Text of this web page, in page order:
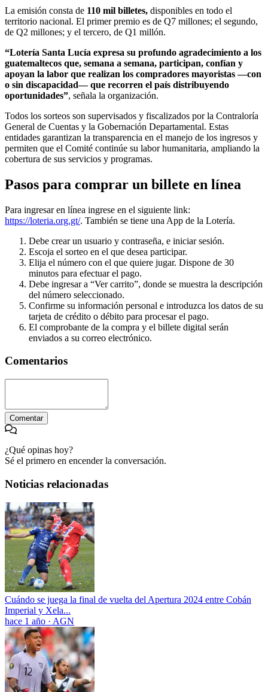
La emisión consta de 110 mil billetes, disponibles en todo el
territorio nacional. El primer premio es de Q7 millones; el segundo,
de Q2 millones; y el tercero, de Q1 millón.
“Lotería Santa Lucía expresa su profundo agradecimiento a los
guatemaltecos que, semana a semana, participan, confían y
apoyan la labor que realizan los compradores mayoristas —con
o sin discapacidad— que recorren el país distribuyendo
oportunidades”, señala la organización.
Todos los sorteos son supervisados y fiscalizados por la Contraloría
General de Cuentas y la Gobernación Departamental. Estas
entidades garantizan la transparencia en el manejo de los ingresos y
permiten que el Comité continúe su labor humanitaria, ampliando la
cobertura de sus servicios y programas.
Pasos para comprar un billete en línea
Para ingresar en línea ingrese en el siguiente link:
https://loteria.org.gt/. También se tiene una App de la Lotería.
Debe crear un usuario y contraseña, e iniciar sesión.
Escoja el sorteo en el que desea participar.
Elija el número con el que quiere jugar. Dispone de 30
minutos para efectuar el pago.
Debe ingresar a “Ver carrito”, donde se muestra la descripción
del número seleccionado.
Confirme su información personal e introduzca los datos de su
tarjeta de crédito o débito para procesar el pago.
El comprobante de la compra y el billete digital serán
enviados a su correo electrónico.
Comentarios
Comentar
¿Qué opinas hoy?
Sé el primero en encender la conversación.
Noticias relacionadas
Cuándo se juega la final de vuelta del Apertura 2024 entre Cobán
Imperial y Xela...
hace 1 año · AGN